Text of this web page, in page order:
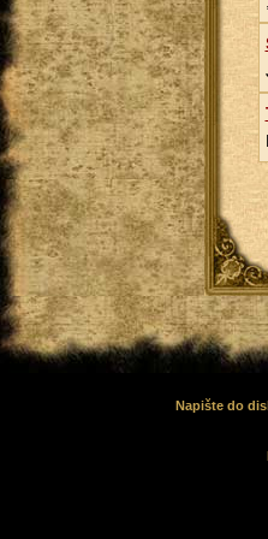
Napište do